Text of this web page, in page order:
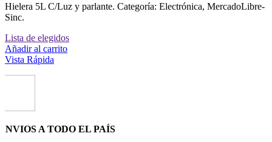
Hielera 5L C/Luz y parlante. Categoría: Electrónica, MercadoLibre-
Sinc.
Lista de elegidos
Añadir al carrito
Vista Rápida
A TODO EL PAÍS